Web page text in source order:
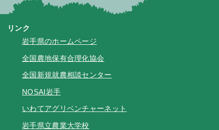
リンク
岩手県のホームページ
全国農地保有合理化協会
全国新規就農相談センター
NOSAI岩手
いわてアグリベンチャーネット
岩手県立農業大学校